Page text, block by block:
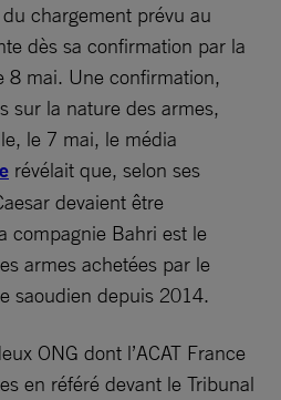
chargement prévu au
dès sa confirmation par la
8 mai. Une confirmation,
sur la nature des armes,
le 7 mai, le média
révélait que, selon ses
devaient être
compagnie Bahri est le
armes achetées par le
saoudien depuis 2014.
ONG dont l’ACAT France
en référé devant le Tribunal